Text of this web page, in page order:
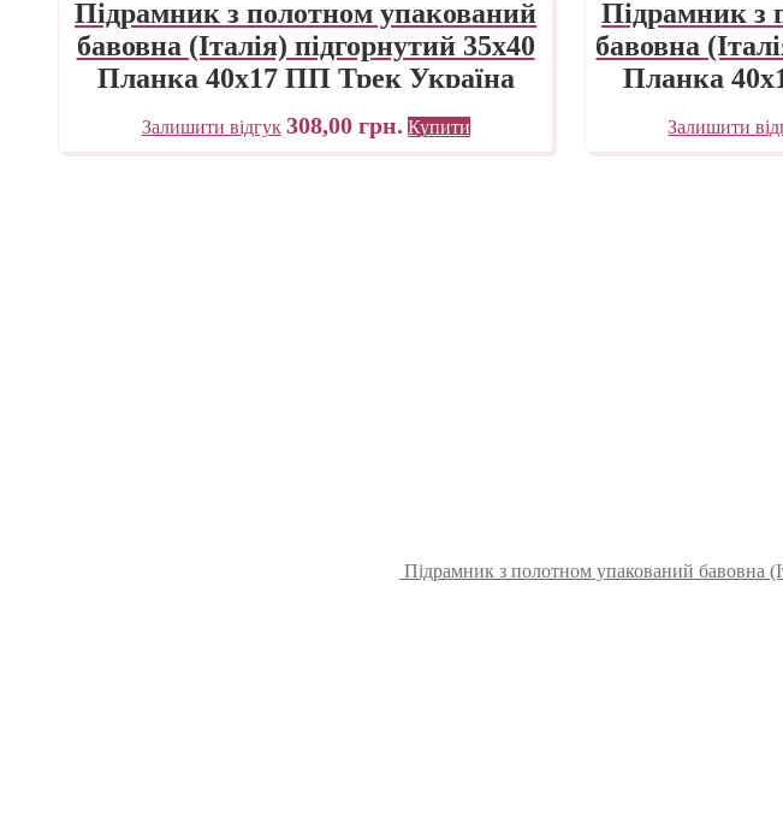
Підрамник з полотном упакований
бавовна (Італія) підгорнутий 35х40
Планка 40х17 ПП Трек Україна
Залишити відгук 308,00 грн. Купити
Підрамник з
бавовна
Планка
Залишити
Підрамник з полотном упакований бавовна